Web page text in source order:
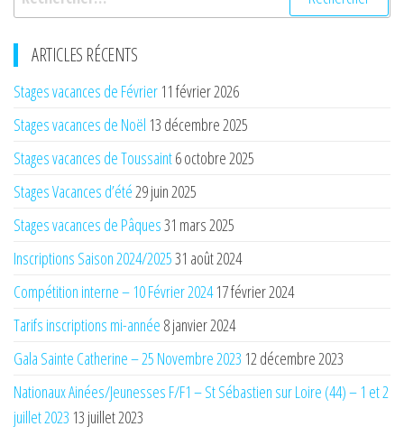
ARTICLES RÉCENTS
Stages vacances de Février 11 février 2026
Stages vacances de Noël 13 décembre 2025
Stages vacances de Toussaint6 octobre 2025
Stages Vacances d’été29 juin 2025
Stages vacances de Pâques31 mars 2025
Inscriptions Saison 2024/202531 août 2024
Compétition interne – 10 Février 2024 17 février 2024
Tarifs inscriptions mi-année 8 janvier 2024
Gala Sainte Catherine – 25 Novembre 2023 12 décembre 2023
Nationaux Ainées/Jeunesses F/F1 – St Sébastien sur Loire (44) – 1 et 2
juillet 2023 13 juillet 2023